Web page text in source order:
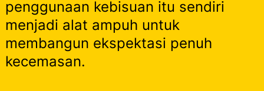
penggunaan kebisuan itu sendiri
menjadi alat ampuh untuk
membangun ekspektasi penuh
kecemasan.